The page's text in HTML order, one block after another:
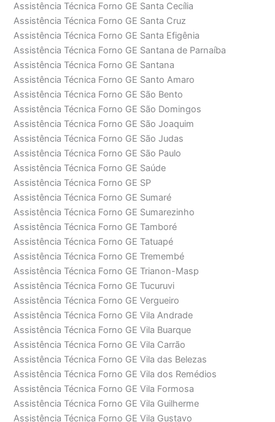
Assistência Técnica Forno GE Santa Cecília
Assistência Técnica Forno GE Santa Cruz
Assistência Técnica Forno GE Santa Efigênia
Assistência Técnica Forno GE Santana de Parnaíba
Assistência Técnica Forno GE Santana
Assistência Técnica Forno GE Santo Amaro
Assistência Técnica Forno GE São Bento
Assistência Técnica Forno GE São Domingos
Assistência Técnica Forno GE São Joaquim
Assistência Técnica Forno GE São Judas
Assistência Técnica Forno GE São Paulo
Assistência Técnica Forno GE Saúde
Assistência Técnica Forno GE SP
Assistência Técnica Forno GE Sumaré
Assistência Técnica Forno GE Sumarezinho
Assistência Técnica Forno GE Tamboré
Assistência Técnica Forno GE Tatuapé
Assistência Técnica Forno GE Tremembé
Assistência Técnica Forno GE Trianon-Masp
Assistência Técnica Forno GE Tucuruvi
Assistência Técnica Forno GE Vergueiro
Assistência Técnica Forno GE Vila Andrade
Assistência Técnica Forno GE Vila Buarque
Assistência Técnica Forno GE Vila Carrão
Assistência Técnica Forno GE Vila das Belezas
Assistência Técnica Forno GE Vila dos Remédios
Assistência Técnica Forno GE Vila Formosa
Assistência Técnica Forno GE Vila Guilherme
Assistência Técnica Forno GE Vila Gustavo